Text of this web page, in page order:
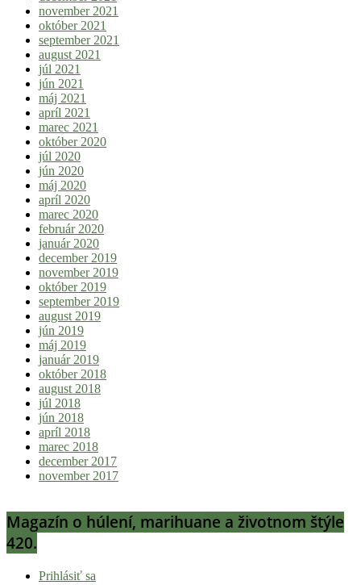
november 2021
október 2021
september 2021
august 2021
júl 2021
jún 2021
máj 2021
apríl 2021
marec 2021
október 2020
júl 2020
jún 2020
máj 2020
apríl 2020
marec 2020
február 2020
január 2020
december 2019
november 2019
október 2019
september 2019
august 2019
jún 2019
máj 2019
január 2019
október 2018
august 2018
júl 2018
jún 2018
apríl 2018
marec 2018
december 2017
november 2017
Magazín o húlení, marihuane a životnom štýle
420.
Prihlásiť sa